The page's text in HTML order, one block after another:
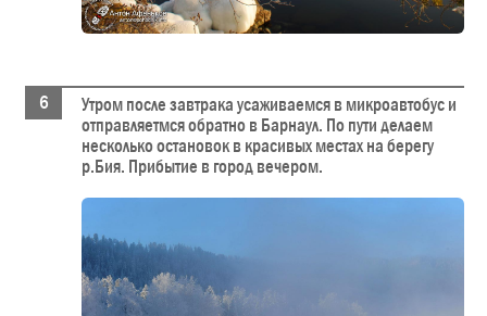
Утром после завтрака усаживаемся в микроавтобус и
отправляетмся обратно в Барнаул. По пути делаем
несколько остановок в красивых местах на берегу
р.Бия. Прибытие в город вечером.